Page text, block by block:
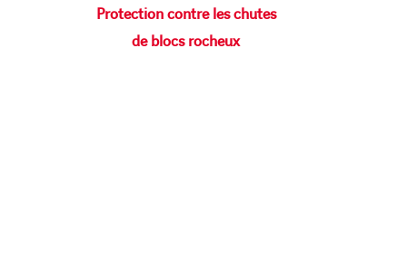
Protection contre les chutes
de blocs rocheux